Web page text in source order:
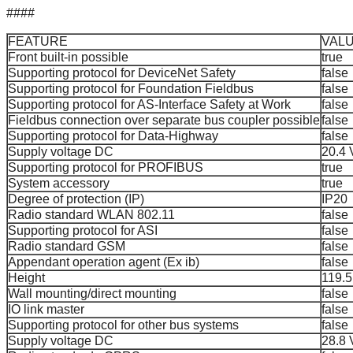
####
FEATURE
Front built-in possible
true
Supporting protocol for DeviceNet Safety
false
Supporting protocol for Foundation Fieldbus
false
Supporting protocol for AS-Interface Safety at Work
false
Fieldbus connection over separate bus coupler possiblefalse
Supporting protocol for Data-Highway
false
Supply voltage DC
20.4
Supporting protocol for PROFIBUS
true
System accessory
true
Degree of protection (IP)
IP20
Radio standard WLAN 802.11
false
Supporting protocol for ASI
false
Radio standard GSM
false
Appendant operation agent (Ex ib)
false
Height
Wall mounting/direct mounting
false
IO link master
false
Supporting protocol for other bus systems
false
Supply voltage DC
28.8